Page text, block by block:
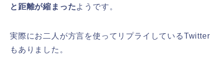
と距離が縮まったようです。
実際にお二人が方言を使ってリプライしているTwitter
もありました。